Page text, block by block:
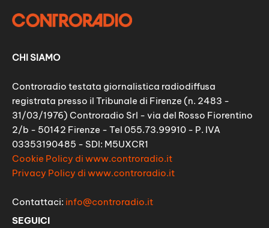
CHI SIAMO
Controradio testata giornalistica radiodiffusa
registrata presso il Tribunale di Firenze (n. 2483 -
31/03/1976) Controradio Srl - via del Rosso Fiorentino
2/b - 50142 Firenze - Tel 055.73.99910 - P. IVA
03353190485 - SDI: M5UXCR1
Cookie Policy di www.controradio.it
Privacy Policy di www.controradio.it
Contattaci: info@controradio.it
SEGUICI